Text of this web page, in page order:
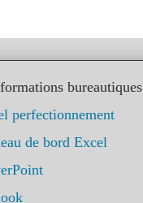
bureautiques
perfectionnement
de bord Excel